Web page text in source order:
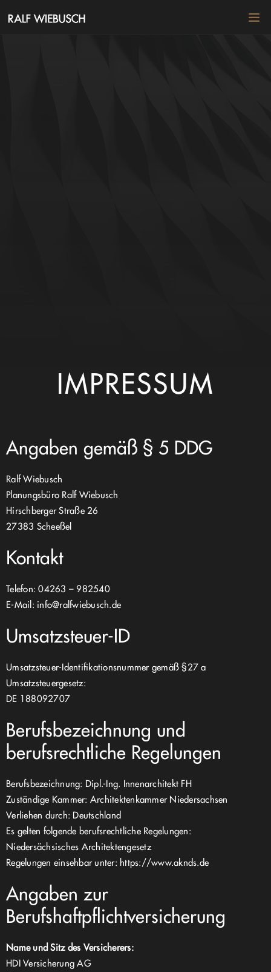
IMPRESSUM
Angaben gemäß § 5 DDG
Ralf Wiebusch
Planungsbüro Ralf Wiebusch
Hirschberger Straße 26
27383 Scheeßel
Kontakt
Telefon: 04263 – 982540
E-Mail: info@ralfwiebusch.de
Umsatzsteuer-ID
Umsatzsteuer-Identifikationsnummer gemäß §27 a
Umsatzsteuergesetz:
DE 188092707
Berufsbezeichnung und
berufsrechtliche Regelungen
Berufsbezeichnung: Dipl.-Ing. Innenarchitekt FH
Zuständige Kammer: Architektenkammer Niedersachsen
Verliehen durch: Deutschland
Es gelten folgende berufsrechtliche Regelungen:
Niedersächsisches Architektengesetz
Regelungen einsehbar unter: https://www.aknds.de
Angaben zur
Berufshaftpflichtversicherung
Name und Sitz des Versicherers:
HDI Versicherung AG